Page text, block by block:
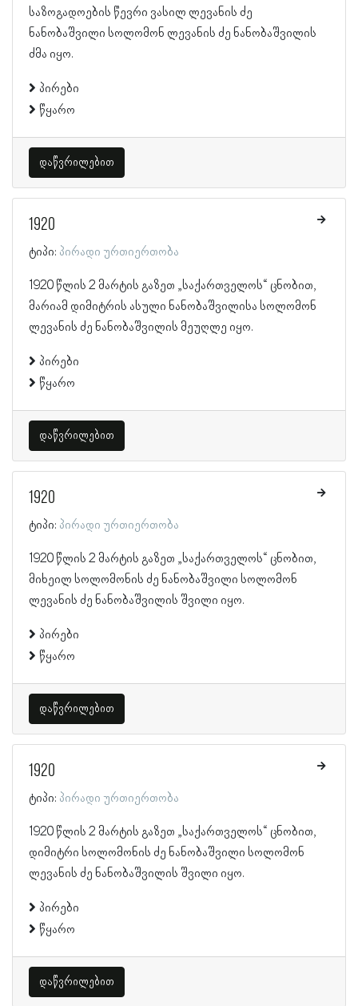
საზოგადოების წევრი ვასილ ლევანის ძე
ნანობაშვილი სოლომონ ლევანის ძე ნანობაშვილის
ძმა იყო.
პირები
წყარო
დაწვრილებით
1920
ტიპი: პირადი ურთიერთობა
1920 წლის 2 მარტის გაზეთ „საქართველოს“ ცნობით,
მარიამ დიმიტრის ასული ნანობაშვილისა სოლომონ
ლევანის ძე ნანობაშვილის მეუღლე იყო.
პირები
წყარო
დაწვრილებით
1920
ტიპი: პირადი ურთიერთობა
1920 წლის 2 მარტის გაზეთ „საქართველოს“ ცნობით,
მიხეილ სოლომონის ძე ნანობაშვილი სოლომონ
ლევანის ძე ნანობაშვილის შვილი იყო.
პირები
წყარო
დაწვრილებით
1920
ტიპი: პირადი ურთიერთობა
1920 წლის 2 მარტის გაზეთ „საქართველოს“ ცნობით,
დიმიტრი სოლომონის ძე ნანობაშვილი სოლომონ
ლევანის ძე ნანობაშვილის შვილი იყო.
პირები
წყარო
დაწვრილებით